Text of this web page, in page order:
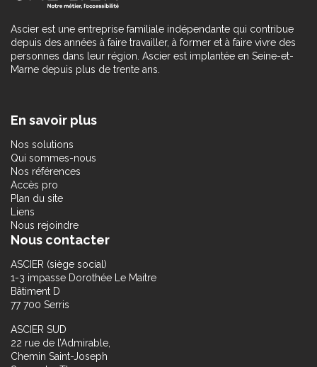
Ascier est une entreprise familiale indépendante qui contribue
depuis des années à faire travailler, à former et à faire vivre des
personnes dans leur région. Ascier est implantée en Seine-et-
Marne depuis plus de trente ans.
En savoir plus
Nos solutions
Qui sommes-nous
Nos références
Accès pro
Plan du site
Liens
Nous rejoindre
Nous contacter
ASCIER (siège social)
1-3 impasse Dorothée Le Maitre
Bâtiment D
77 700 Serris
ASCIER SUD
22 rue de l’Admirable,
Chemin Saint-Joseph